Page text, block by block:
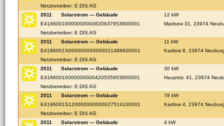
Netzbetreiber: E.DIS AG
2011
Solarstrom — Gebäude
12 kW
E41860010000000000620637953800001
Madsow 31, 23974
Netzbetreiber: E.DIS AG
2011
Solarstrom — Gebäude
11 kW
E4186001S000000000000021488600001
Kartlow 8, 23974
Netzbetreiber: E.DIS AG
2011
Solarstrom — Gebäude
30 kW
E41860010000000000420535953800001
Hauptstr. 41, 23974
Netzbetreiber: E.DIS AG
2011
Solarstrom — Gebäude
78 kW
E4186001S120000000000027514100001
Kartlow 4, 23974
Netzbetreiber: E.DIS AG
2011
Solarstrom — Gebäude
4 kW